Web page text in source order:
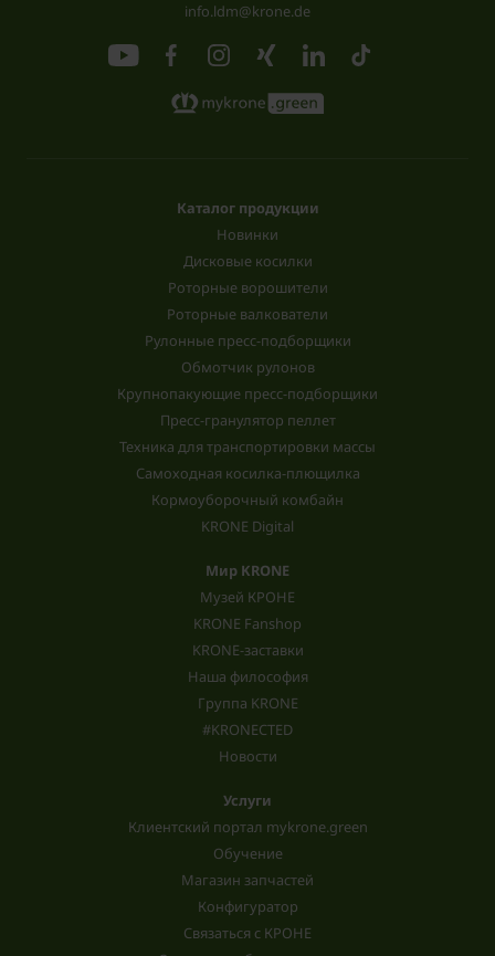
info.ldm@krone.de
Каталог продукции
Новинки
Дисковые косилки
Роторные ворошители
Роторные валкователи
Рулонные пресс-подборщики
Обмотчик рулонов
Крупнопакующие пресс-подборщики
Пресс-гранулятор пеллет
Техника для транспортировки массы
Самоходная косилка-плющилка
Кормоуборочный комбайн
KRONE Digital
Мир KRONE
Музей КРОНЕ
KRONE Fanshop
KRONE-заставки
Наша философия
Группа KRONE
#KRONECTED
Новости
Услуги
Клиентский портал mykrone.green
Обучение
Магазин запчастей
Конфигуратор
Связаться с КРОНЕ